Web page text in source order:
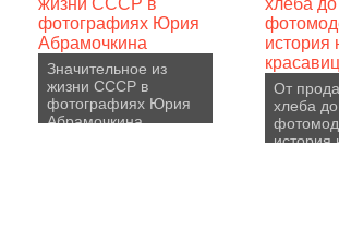
Значительное из
жизни СССР в
фотографиях Юрия
Абрамочкина
От
хлеба до
история